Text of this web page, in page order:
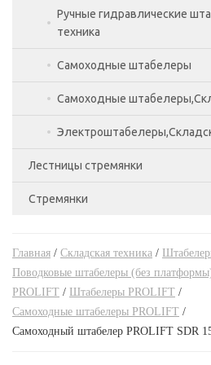
Тележки
Ручные гидравлические
техника
Самоходные штабелеры
Самоходные
Лестницы стремянки
Лестницы двухсекционные
Лестницы трехсекционные
Трансформеры
Стремянки
Стремянки двухсторонние
Стремянки стальные
Главная / Складская техника /
Поводковые штабелеры (без
PROLIFT / Штабелеры PROLIFT /
Самоходные штабелеры PROLIFT /
Самоходный штабелер PROLIFT SDR